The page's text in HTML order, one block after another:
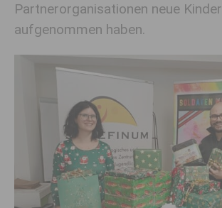
Partnerorganisationen neue Kinder
aufgenommen haben.